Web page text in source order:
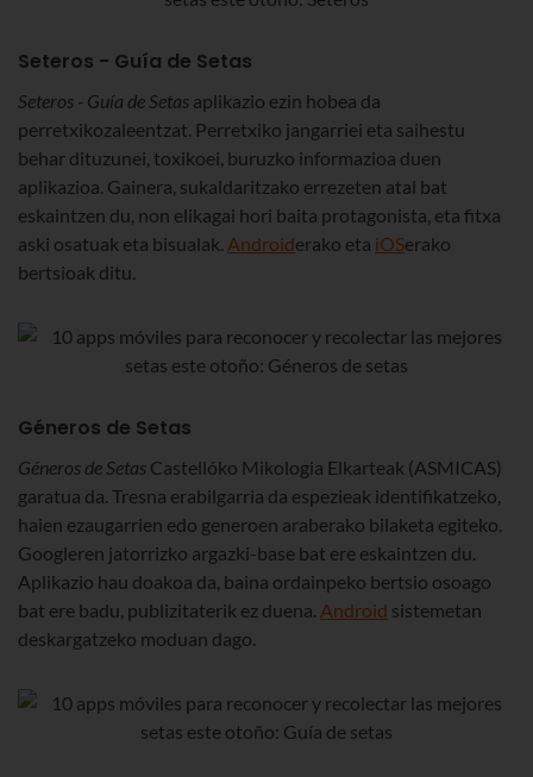
Seteros - Guía de Setas
Seteros - Guía de Setas aplikazio ezin hobea da
perretxikozaleentzat. Perretxiko jangarriei eta saihestu
behar dituzunei, toxikoei, buruzko informazioa duen
aplikazioa. Gainera, sukaldaritzako errezeten atal bat
eskaintzen du, non elikagai hori baita protagonista, eta fitxa
aski osatuak eta bisualak. Androiderako eta iOSerako
bertsioak ditu.
Géneros de Setas
Géneros de Setas Castellóko Mikologia Elkarteak (ASMICAS)
garatua da. Tresna erabilgarria da espezieak identifikatzeko,
haien ezaugarrien edo generoen araberako bilaketa egiteko.
Googleren jatorrizko argazki-base bat ere eskaintzen du.
Aplikazio hau doakoa da, baina ordainpeko bertsio osoago
bat ere badu, publizitaterik ez duena. Android sistemetan
deskargatzeko moduan dago.